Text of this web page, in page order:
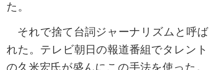
た。
それで捨て台詞ジャーナリズムと呼ば
れた。テレビ朝日の報道番組でタレント
の久米宏氏が盛んにこの手法を使った。